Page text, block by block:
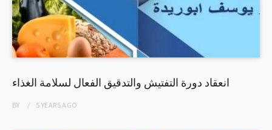
انعقاد دورة التفتيش والتدقيق الفعال لسلامة الغذاء
BY 5 YEARSAGO